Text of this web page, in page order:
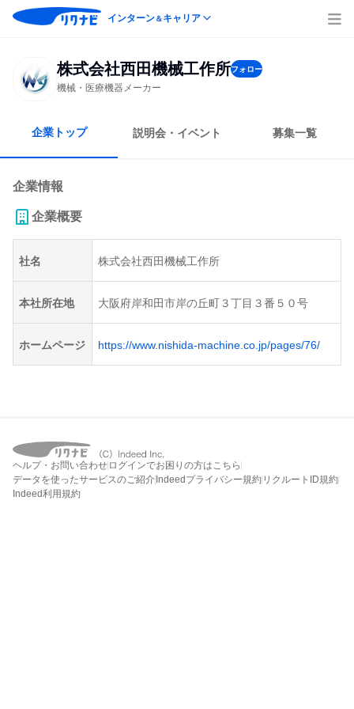
インターン＆キャリア
株式会社西田機械工作所フォロー
機械・医療機器メーカー
企業トップ 説明会・イベント 募集一覧
企業情報
企業概要
社名 株式会社西田機械工作所
本社所在地 大阪府岸和田市岸の丘町３丁目３番５０号
ホームページ https://www.nishida-machine.co.jp/pages/76/
ヘルプ・お問い合わせ ログインでお困りの方はこちら
データを使ったサービスのご紹介 Indeedプライバシー規約 リクルートID規約
Indeed利用規約